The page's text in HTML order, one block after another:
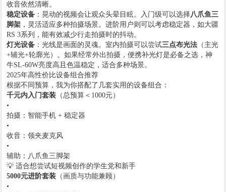
收音依然清晰。
​稳定设备​ ​：晃动的视频会让观众头晕目眩。入门级可以选择​​八爪鱼三
脚架​ ​，灵活适应多种拍摄场景。进阶用户则可以考虑稳定器，如大疆
RS 3系列，能有效减少行走拍摄时的抖动。
​灯光设备​ ​：光线是画面的灵魂。室内拍摄可以尝试​​三点布光法​ ​（主光
+辅光+轮廓光）。如果经常外出拍摄，便携补光灯是必备之选，神
牛SL-60W亮度高且色温稳定，适合多种场景。
2025年高性价比设备组合推荐
根据不同预算，我为你搭配了几套实用的设备组合：
​千元内入门套装​ ​（总预算＜1000元）
•
拍摄：智能手机 + 稳定器
•
收音：领夹麦克风
•
辅助：八爪鱼三脚架
💡 适合想尝试短视频创作的学生党和新手
​5000元进阶套装​ ​（画质与功能兼顾）
•